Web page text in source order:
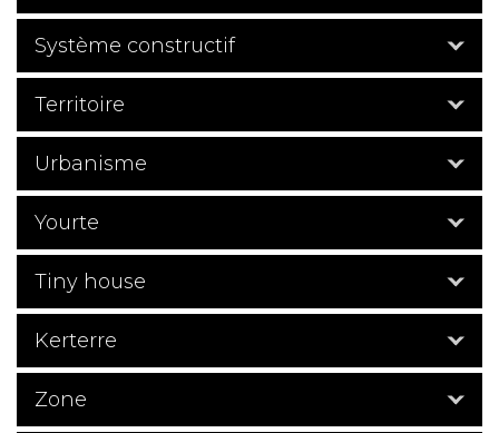
Système constructif
Territoire
Urbanisme
Yourte
Tiny house
Kerterre
Zone